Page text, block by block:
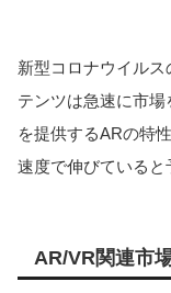
新型コロナウイル
テンツは急速に市
を提供するARの特
速度で伸びていると
AR/VR関連市